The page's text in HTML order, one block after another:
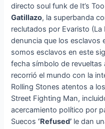
directo soul funk de It’s
Gatillazo, la superbanda
reclutados por Evaristo
denuncia que los esclavos
somos esclavos en este
fecha símbolo de
recorrió el mundo con la
Rolling Stones atentos a
Street Fighting Man,
acercamiento político por
Suecos‘Refused’ le dan